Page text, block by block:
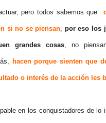
pero todos sabemos que
si no se piensan, por eso los
grandes cosas, no
hacen porque sienten que
o interés de la acción les
en los conquistadores de lo